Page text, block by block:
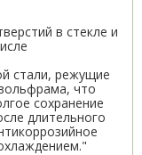
в стекле и
стали, режущие
что
сохранение
длительного